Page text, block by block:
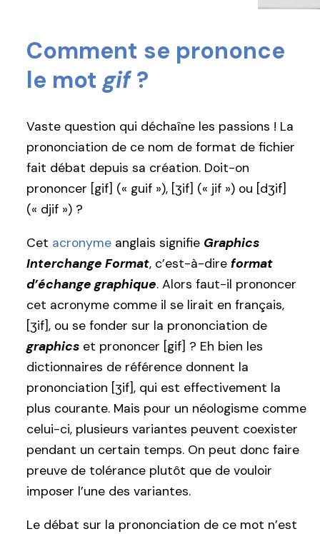
Comment se prononce
le motgif?
Vaste question qui déchaîne les passions ! La
prononciation de ce nom de format de fichier
fait débat depuis sa création. Doit-on
prononcer [gif] (« guif »), [ʒif] (« jif ») ou [dʒif]
(« djif ») ?
Cet acronyme anglais signifie Graphics
Interchange Format, c’est-à-dire format
d’échange graphique. Alors faut-il prononcer
cet acronyme comme il se lirait en français,
[ʒif], ou se fonder sur la prononciation de
graphics et prononcer [gif] ? Eh bien les
dictionnaires de référence donnent la
prononciation [ʒif], qui est effectivement la
plus courante. Mais pour un néologisme comme
celui-ci, plusieurs variantes peuvent coexister
pendant un certain temps. On peut donc faire
preuve de tolérance plutôt que de vouloir
imposer l’une des variantes.
Le débat sur la prononciation de ce mot n’est